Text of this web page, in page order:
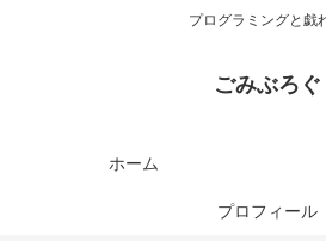
プログラミングと戯
ごみぶろぐ
ホーム
プロフィール